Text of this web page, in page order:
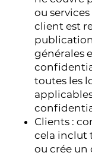
ou
client est
générales
toutes les
Clients :
cela inclut
ou crée